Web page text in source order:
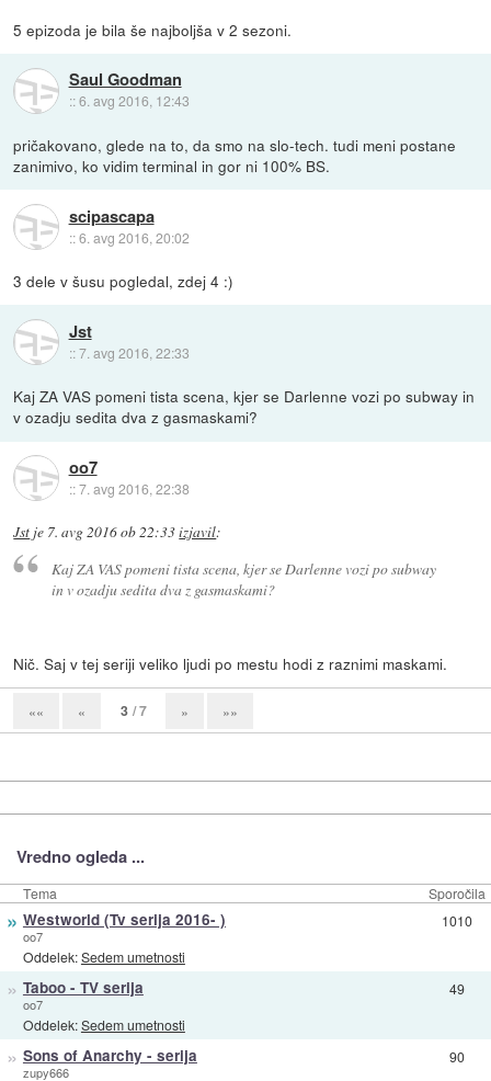
5 epizoda je bila še najboljša v 2 sezoni.
Saul Goodman
::6. avg 2016, 12:43
pričakovano, glede na to, da smo na slo-tech. tudi meni postane
zanimivo, ko vidim terminal in gor ni 100% BS.
scipascapa
::6. avg 2016, 20:02
3 dele v šusu pogledal, zdej 4 :)
Jst
::7. avg 2016, 22:33
Kaj ZA VAS pomeni tista scena, kjer se Darlenne vozi po subway in
v ozadju sedita dva z gasmaskami?
oo7
::7. avg 2016, 22:38
Jst je 7. avg 2016 ob 22:33izjavil:
Kaj ZA VAS pomeni tista scena, kjer se Darlenne vozi po subway
in v ozadju sedita dva z gasmaskami?
Nič. Saj v tej seriji veliko ljudi po mestu hodi z raznimi maskami.
«« « 3 / 7 » »»
Vredno ogleda ...
Tema Sporočila
» Westworld (Tv serija 2016- )
oo7
Oddelek:Sedem umetnosti
1010
» Taboo - TV serija
oo7
Oddelek:Sedem umetnosti
49
» Sons of Anarchy - serija
zupy666
90